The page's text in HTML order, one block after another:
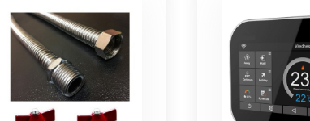
мм поставляется отдельными частями.
соединение.
прибор позволяет создать идеальный
влажных помещений. Корпус конвектора